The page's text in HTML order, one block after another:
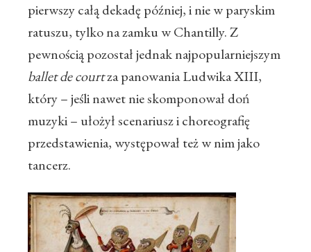
pierwszy całą dekadę później, i nie w paryskim
ratuszu, tylko na zamku w Chantilly. Z
pewnością pozostał jednak najpopularniejszym
ballet de courtza panowania Ludwika XIII,
który – jeśli nawet nie skomponował doń
muzyki – ułożył scenariusz i choreografię
przedstawienia, występował też w nim jako
tancerz.